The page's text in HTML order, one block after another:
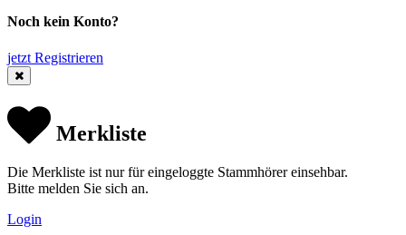
Noch kein Konto?
jetzt Registrieren
Merkliste
Die Merkliste ist nur für eingeloggte Stammhörer einsehbar.
Bitte melden Sie sich an.
Login